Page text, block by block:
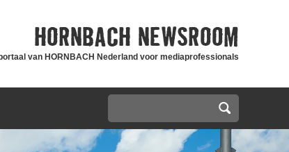
HORNBACH NEWSROOM
van HORNBACH Nederland voor mediaprofessionals